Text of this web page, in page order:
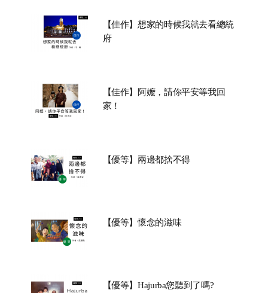
【佳作】想家的時候我就去看總統
府
【佳作】阿嬤，請你平安等我回
家！
【優等】兩邊都捨不得
【優等】懷念的滋味
【優等】Hajurba您聽到了嗎?